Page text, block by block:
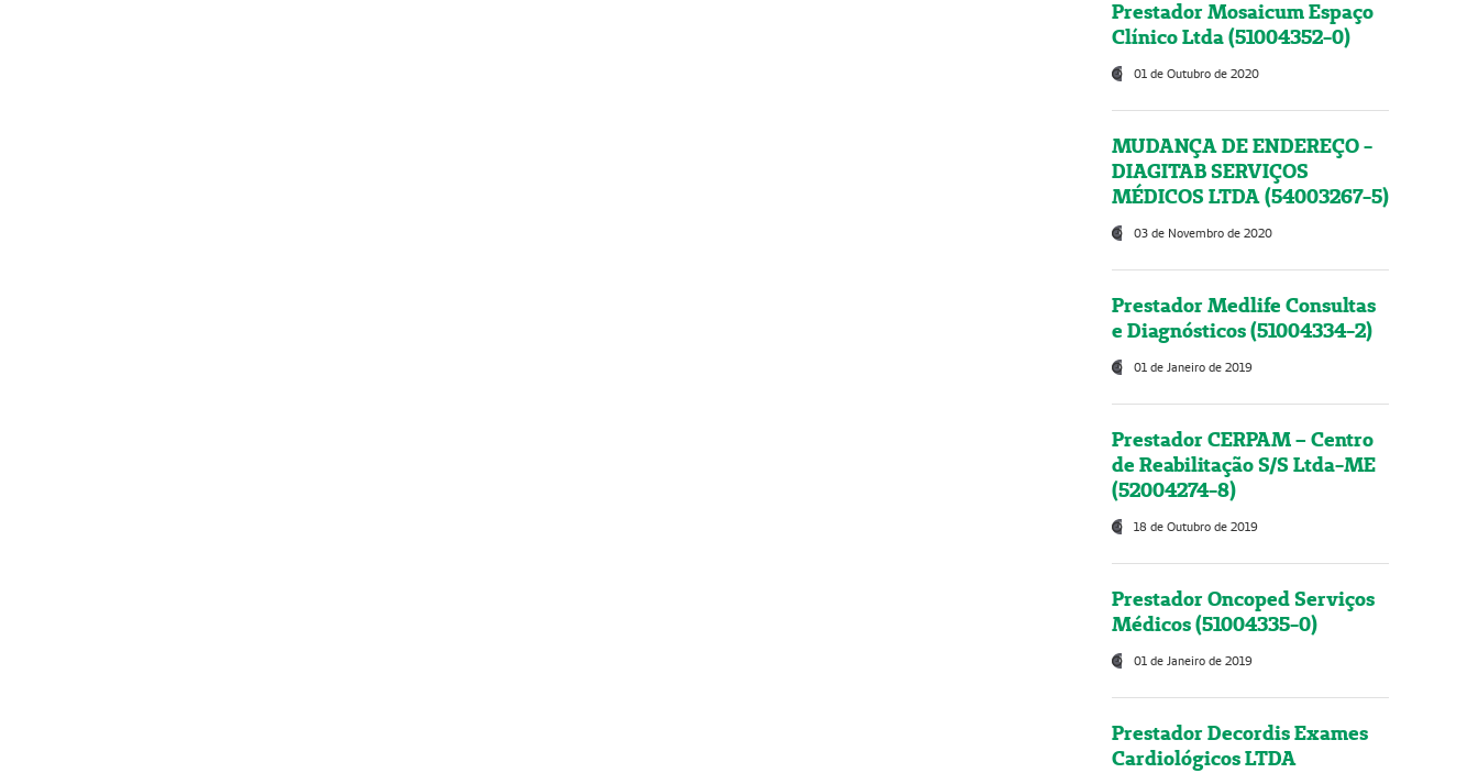
Prestador Mosaicum Espaço
Clínico Ltda (51004352-0)
01 de Outubro de 2020
MUDANÇA DE ENDEREÇO -
DIAGITAB SERVIÇOS
MÉDICOS LTDA (54003267-5)
03 de Novembro de 2020
Prestador Medlife Consultas
e Diagnósticos (51004334-2)
01 de Janeiro de 2019
Prestador CERPAM – Centro
de Reabilitação S/S Ltda-ME
(52004274-8)
18 de Outubro de 2019
Prestador Oncoped Serviços
Médicos (51004335-0)
01 de Janeiro de 2019
Prestador Decordis Exames
Cardiológicos LTDA